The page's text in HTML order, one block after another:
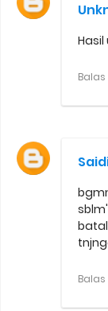
Balas
Balas